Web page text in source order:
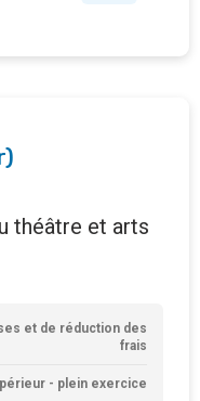
théâtre et arts
et de réduction des
frais
- plein exercice